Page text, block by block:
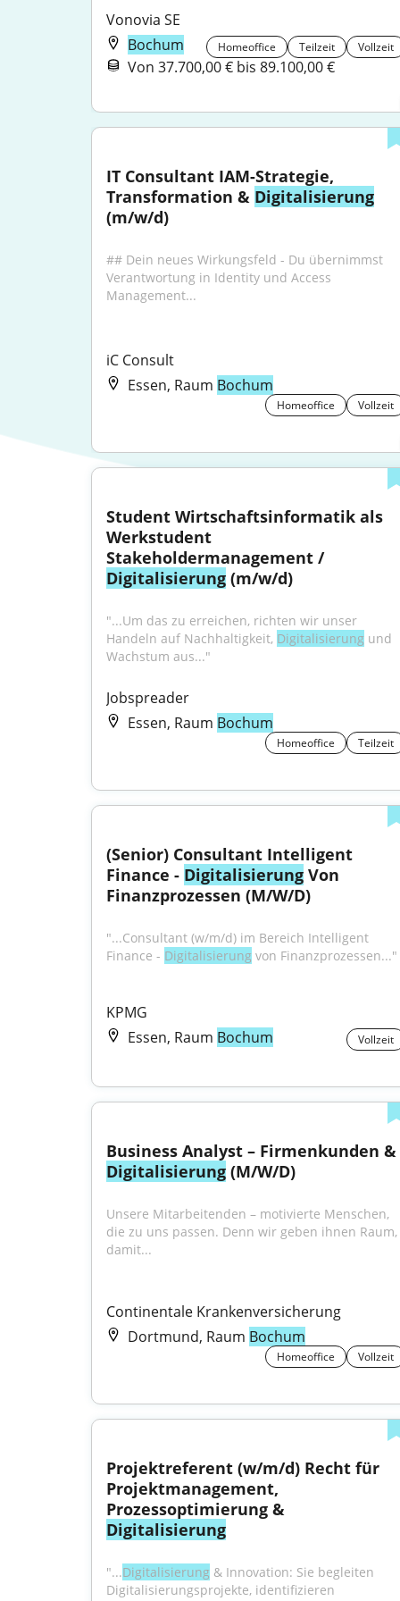
Vonovia SE
Bochum
Homeoffice Teilzeit Vollzeit
Von 37.700,00 € bis 89.100,00 €
IT Consultant IAM-Strategie,
Transformation & Digitalisierung
(m/w/d)
## Dein neues Wirkungsfeld - Du übernimmst
Verantwortung in Identity und Access
Management...
iC Consult
Essen, Raum Bochum
Homeoffice Vollzeit
Student Wirtschaftsinformatik als
Werkstudent
Stakeholdermanagement /
Digitalisierung (m/w/d)
"...Um das zu erreichen, richten wir unser
Handeln auf Nachhaltigkeit, Digitalisierung und
Wachstum aus..."
Jobspreader
Essen, Raum Bochum
Homeoffice Teilzeit
(Senior) Consultant Intelligent
Finance - Digitalisierung Von
Finanzprozessen (M/W/D)
"...Consultant (w/m/d) im Bereich Intelligent
Finance - Digitalisierung von Finanzprozessen..."
KPMG
Essen, Raum Bochum Vollzeit
Digitalisierung (M/W/D)
Unsere Mitarbeitenden – motivierte Menschen,
die zu uns passen. Denn wir geben ihnen Raum,
damit...
Continentale Krankenversicherung
Dortmund, Raum Bochum
Homeoffice Vollzeit
Projektreferent (w/m/d) Recht für
Projektmanagement,
Digitalisierung
"...Digitalisierung & Innovation: Sie begleiten
Digitalisierungsprojekte, identifizieren